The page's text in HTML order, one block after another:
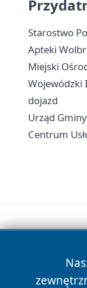
Starostwo
Apteki
Miejski
Wojewódzki
dojazd
Urząd
Centrum